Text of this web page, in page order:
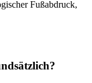
Fußabdruck,